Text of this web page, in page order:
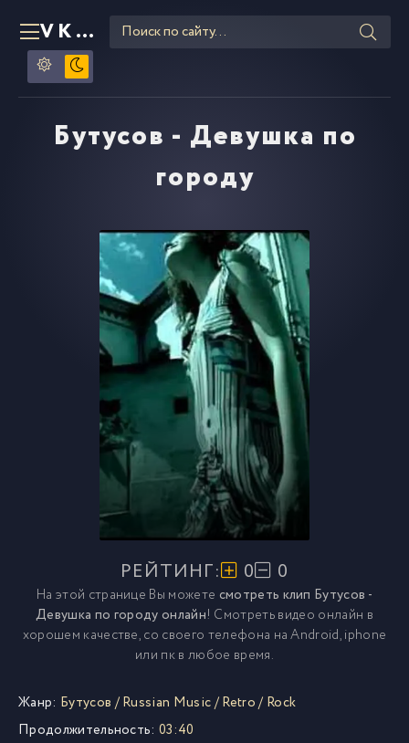
VKLIPE RU
Бутусов - Девушка по
городу
РЕЙТИНГ: 0 0
На этой странице Вы можете смотреть клип Бутусов -
Девушка по городу онлайн! Смотреть видео онлайн в
хорошем качестве, со своего телефона на Android, iphone
или пк в любое время.
Жанр: Бутусов /Russian Music/Retro/ Rock
Продолжительность: 03:40